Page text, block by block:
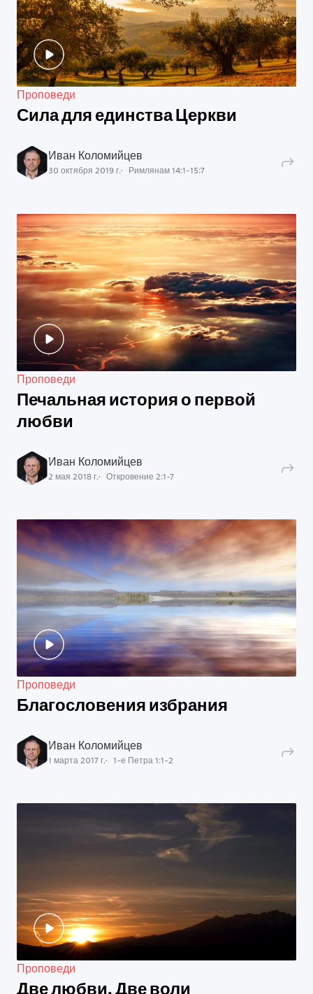
Проповеди
Сила для единства Церкви
Иван Коломийцев
30 октября 2019 г. Римлянам 14:1-15:7
Проповеди
Печальная история о первой
любви
Иван Коломийцев
2 мая 2018 г. Откровение 2:1-7
Проповеди
Благословения избрания
Иван Коломийцев
1 марта 2017 г. 1-е Петра 1:1-2
Проповеди